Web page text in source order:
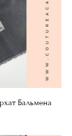
Бальмена